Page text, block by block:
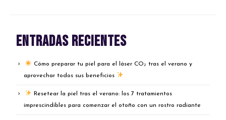
Entradas recientes
Cómo preparar tu piel para el láser CO₂ tras el verano y
aprovechar todos sus beneficios
Resetear la piel tras el verano: los 7 tratamientos
imprescindibles para comenzar el otoño con un rostro radiante